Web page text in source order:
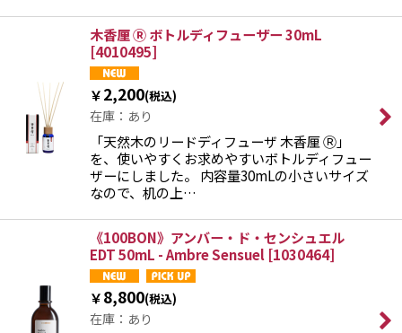
木香厘 Ⓡ ボトルディフューザー 30mL
[4010495]
￥2,200(税込)
在庫：あり
「天然木のリードディフューザ 木香厘 Ⓡ」
を、使いやすくお求めやすいボトルディフュー
ザーにしました。 内容量30mLの小さいサイズ
なので、机の上…
《100BON》アンバー・ド・センシュエル
EDT 50mL - Ambre Sensuel [1030464]
￥8,800(税込)
在庫：あり